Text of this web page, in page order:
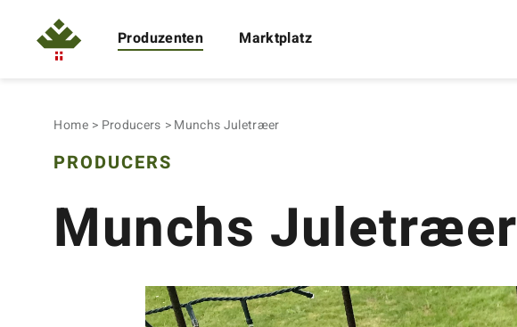
Produzenten Marktplatz
Home Producers Munchs Juletræer
PRODUCERS
Munchs Juletræer